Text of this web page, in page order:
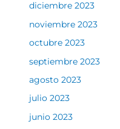
diciembre 2023
noviembre 2023
octubre 2023
septiembre 2023
agosto 2023
julio 2023
junio 2023